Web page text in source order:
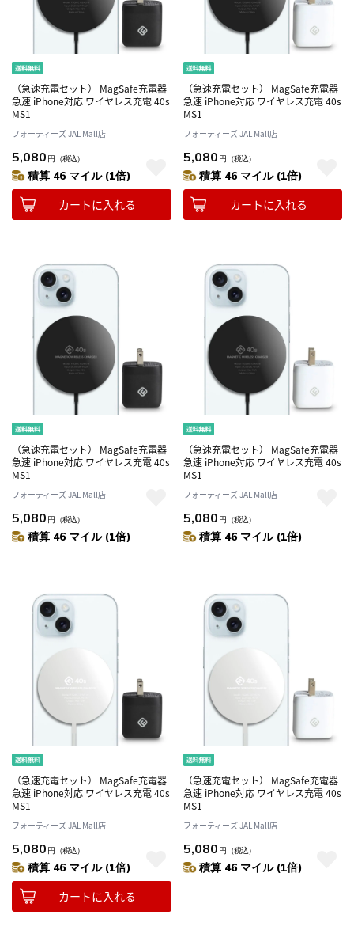
（急速充電セット） MagSafe充電器
急速 iPhone対応 ワイヤレス充電 40s
MS1
フォーティーズ JAL Mall店
5,080 円 （税込）
積算 46 マイル (1倍)
カートに入れる
（急速充電セット） MagSafe充電器
急速 iPhone対応 ワイヤレス充電 40s
MS1
フォーティーズ JAL Mall店
5,080 円 （税込）
積算 46 マイル (1倍)
カートに入れる
（急速充電セット） MagSafe充電器
急速 iPhone対応 ワイヤレス充電 40s
MS1
フォーティーズ JAL Mall店
5,080 円 （税込）
積算 46 マイル (1倍)
（急速充電セット） MagSafe充電器
急速 iPhone対応 ワイヤレス充電 40s
MS1
フォーティーズ JAL Mall店
5,080 円 （税込）
積算 46 マイル (1倍)
（急速充電セット） MagSafe充電器
急速 iPhone対応 ワイヤレス充電 40s
MS1
フォーティーズ JAL Mall店
5,080 円 （税込）
積算 46 マイル (1倍)
カートに入れる
（急速充電セット） MagSafe充電器
急速 iPhone対応 ワイヤレス充電 40s
MS1
フォーティーズ JAL Mall店
5,080 円 （税込）
積算 46 マイル (1倍)